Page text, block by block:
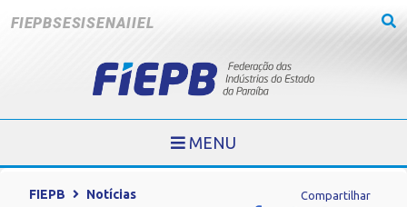
FIEPBSESISENAIIEL
MENU
FIEPB Notícias Compartilhar